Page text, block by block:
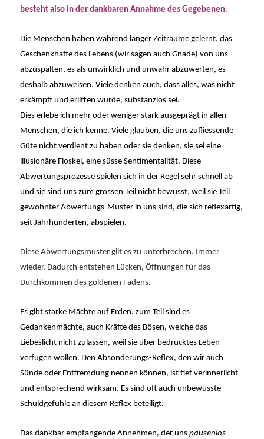
besteht also in der dankbaren Annahme des Gegebenen.
Die Menschen haben während langer Zeiträume gelernt, das
Geschenkhafte des Lebens (wir sagen auch Gnade) von uns
abzuspalten, es als unwirklich und unwahr abzuwerten, es
deshalb abzuweisen. Viele denken auch, dass alles, was nicht
erkämpft und erlitten wurde, substanzlos sei.
Dies erlebe ich mehr oder weniger stark ausgeprägt in allen
Menschen, die ich kenne. Viele glauben, die uns zufliessende
Güte nicht verdient zu haben oder sie denken, sie sei eine
illusionäre Floskel, eine süsse Sentimentalität. Diese
Abwertungsprozesse spielen sich in der Regel sehr schnell ab
und sie sind uns zum grossen Teil nicht bewusst, weil sie Teil
gewohnter Abwertungs-Muster in uns sind, die sich reflexartig,
seit Jahrhunderten, abspielen.
Diese Abwertungsmuster gilt es zu unterbrechen. Immer
wieder. Dadurch entstehen Lücken, Öffnungen für das
Durchkommen des goldenen Fadens.
Es gibt starke Mächte auf Erden, zum Teil sind es
Gedankenmächte, auch Kräfte des Bösen, welche das
Liebeslicht nicht zulassen, weil sie über bedrücktes Leben
verfügen wollen. Den Absonderungs-Reflex, den wir auch
Sünde oder Entfremdung nennen können, ist tief verinnerlicht
und entsprechend wirksam. Es sind oft auch unbewusste
Schuldgefühle an diesem Reflex beteiligt.
Das dankbar empfangende Annehmen, der unspausenlos